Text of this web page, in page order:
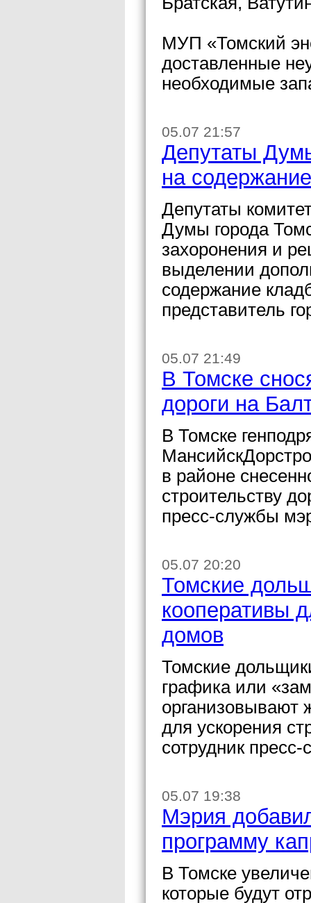
МУП «Томский
доставленные
необходимые
05.07 21:57
Депутаты
на
Депутаты
Думы города
захоронения и
выделении
содержание
представитель
05.07 21:49
В Томске
дороги на
В Томске
в районе
строительству
пресс-службы
05.07 20:20
Томские
кооперативы
домов
Томские
графика или
организовывают
для ускорения
сотрудник
05.07 19:38
Мэрия
программу
В Томске
которые будут